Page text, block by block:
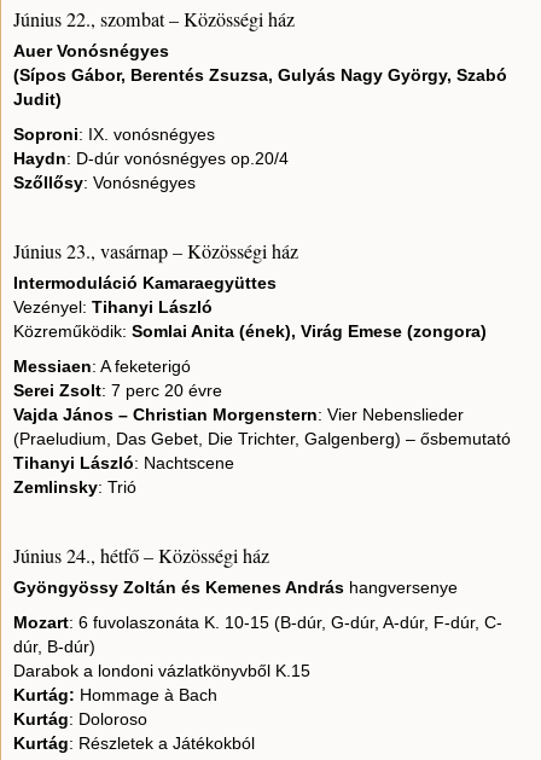
Június 22., szombat – Közösségi ház
Auer Vonósnégyes
(Sípos Gábor, Berentés Zsuzsa, Gulyás Nagy György, Szabó
Judit)
Soproni: IX. vonósnégyes
Haydn: D-dúr vonósnégyes op.20/4
Szőllősy: Vonósnégyes
Június 23., vasárnap – Közösségi ház
Intermoduláció Kamaraegyüttes
Vezényel: Tihanyi László
Közreműködik: Somlai Anita (ének), Virág Emese (zongora)
Messiaen: A feketerigó
Serei Zsolt: 7 perc 20 évre
Vajda János – Christian Morgenstern: Vier Nebenslieder
(Praeludium, Das Gebet, Die Trichter, Galgenberg) – ősbemutató
Tihanyi László: Nachtscene
Zemlinsky: Trió
Június 24., hétfő – Közösségi ház
Gyöngyössy Zoltán és Kemenes András hangversenye
Mozart: 6 fuvolaszonáta K. 10-15 (B-dúr, G-dúr, A-dúr, F-dúr, C-
dúr, B-dúr)
Darabok a londoni vázlatkönyvből K.15
Kurtág: Hommage à Bach
Kurtág: Doloroso
Kurtág: Részletek a Játékokból